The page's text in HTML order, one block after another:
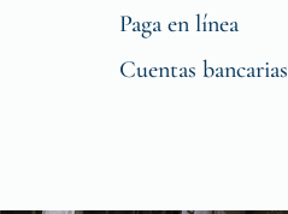
Paga en línea
Cuentas bancarias